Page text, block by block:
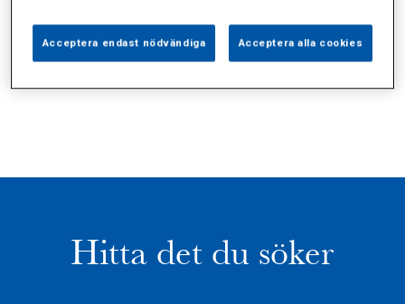
Vårdgivare (1)
Hitta det du söker
Acceptera endast nödvändiga Acceptera alla cookies